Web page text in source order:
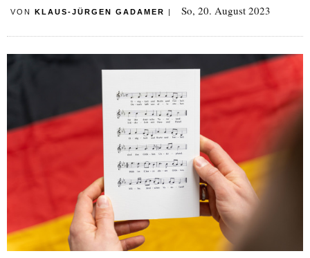
VON KLAUS-JÜRGEN GADAMER So, 20. August 2023